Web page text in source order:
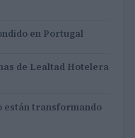
en Portugal
de Lealtad Hotelera
están transformando